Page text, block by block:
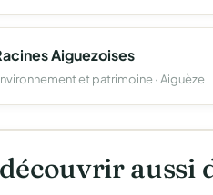
Aiguezoises
et patrimoine · Aiguèze
aussi